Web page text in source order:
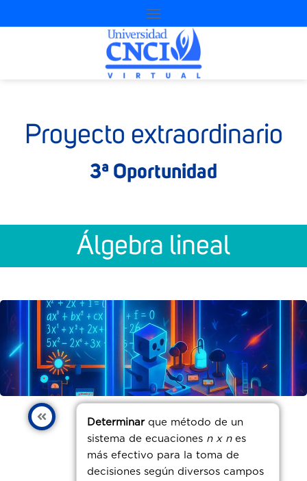
Proyecto extraordinario
3ª Oportunidad
Álgebra lineal
Determinarque método de un
sistema de ecuaciones n x nes
más efectivo para la toma de
decisiones según diversos campos